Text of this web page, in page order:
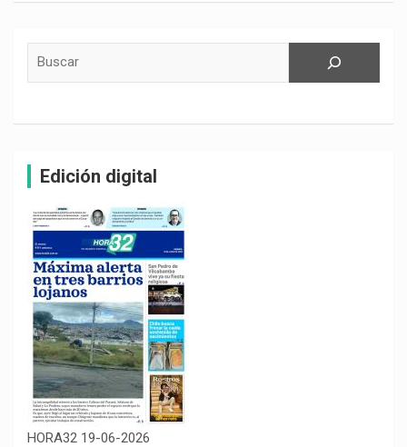
Edición digital
HORA32 19-06-2026